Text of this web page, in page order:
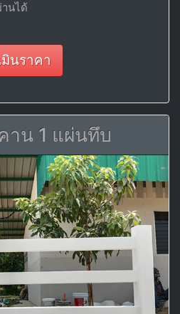
นได้
มินราคา
าน 1 แผ่นทึบ